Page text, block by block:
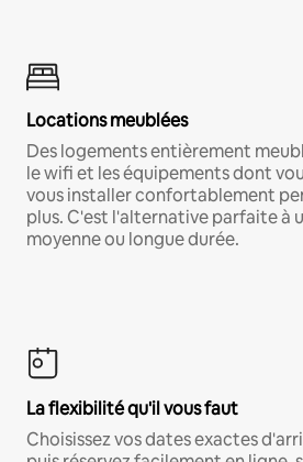
Locations meublées
Des logements entièrement
le wifi et les équipements dont
vous installer confortablement
plus. C'est l'alternative parfaite à
moyenne ou longue durée.
La flexibilité qu'il vous faut
Choisissez vos dates exactes